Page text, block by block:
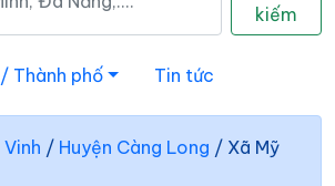
kiếm
Thành phố Tin tức
Vinh / Huyện Càng Long / Xã Mỹ